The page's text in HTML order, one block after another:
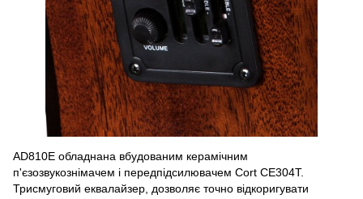
AD810E обладнана вбудованим керамічним
п'єзозвукознімачем і передпідсилювачем Cort CE304T.
Трисмуговий еквалайзер, дозволяє точно відкоригувати